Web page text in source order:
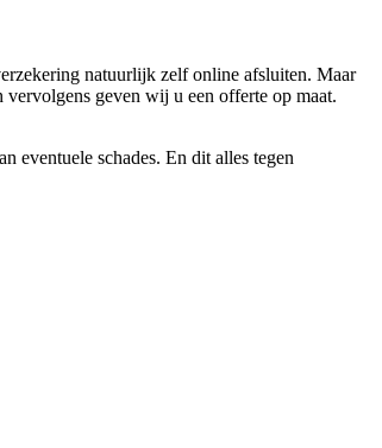
natuurlijk zelf online afsluiten. Maar
geven wij u een offerte op maat.
eventuele schades. En dit alles tegen